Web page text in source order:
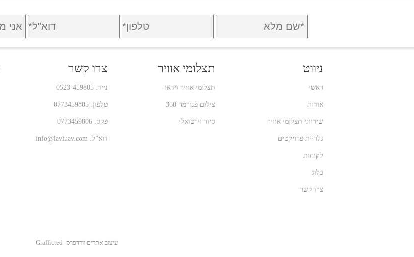
ניווט
ראשי
אודות
שירותי תצלומי אוויר
גלריית פרויקטים
לקוחות
בלוג
צרו קשר
תצלומי אוויר
תצלומי אוויר וידאו
צילום פנורמה 360
סיור וירטואלי
צרו קשר
נייד. 0523-459805
טלפון. 0773459805
פקס. 0773459806
דוא”ל. info@laviuav.com
עיצוב אתרים וורדפרס- Grafficted